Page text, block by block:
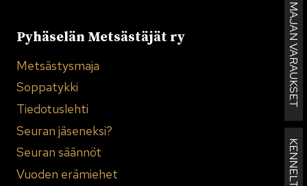
MAJAN VARAUKSET
Pyhäselän Metsästäjät ry
Metsästysmaja
Soppatykki
Tiedotuslehti
Seuran jäseneksi?
Seuran säännöt
Vuoden erämiehet